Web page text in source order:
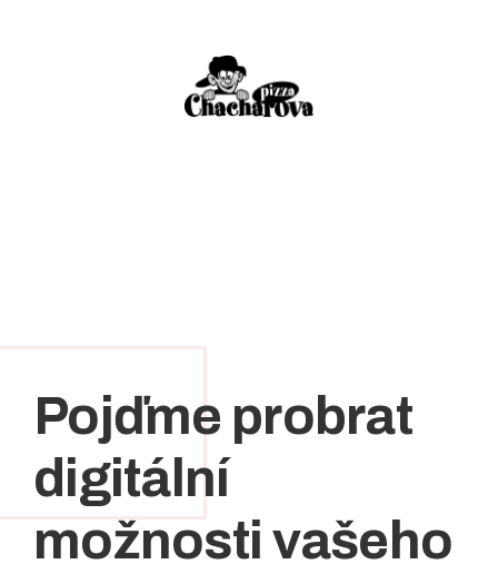
Pojďme probrat
digitální
možnosti vašeho